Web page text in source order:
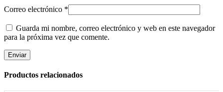
Correo electrónico *
Guarda mi nombre, correo electrónico y web en este navegador
para la próxima vez que comente.
Productos relacionados